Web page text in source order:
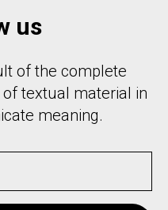
us
of the complete
textual material in
meaning.